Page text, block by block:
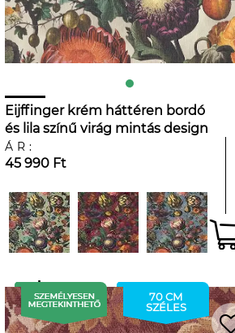
Eijffinger krém háttéren bordó
és lila színű virág mintás design
tapéta
ÁR:
45 990 Ft
70 CM
SZÉLES